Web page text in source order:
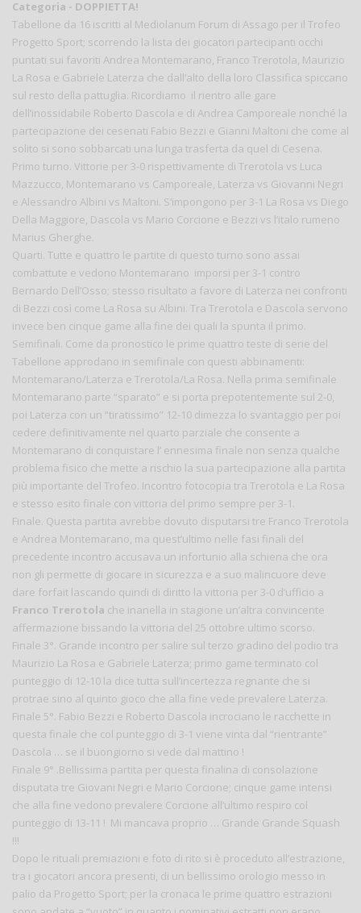
Categoria - DOPPIETTA!
Tabellone da 16 iscritti al Mediolanum Forum di Assago per il Trofeo
Progetto Sport; scorrendo la lista dei giocatori partecipanti occhi
puntati sui favoriti Andrea Montemarano, Franco Trerotola, Maurizio
La Rosa e Gabriele Laterza che dall’alto della loro Classifica spiccano
sul resto della pattuglia. Ricordiamo il rientro alle gare
dell’inossidabile Roberto Dascola e di Andrea Camporeale nonché la
partecipazione dei cesenati Fabio Bezzi e Gianni Maltoni che come al
solito si sono sobbarcati una lunga trasferta da quel di Cesena.
Primo turno. Vittorie per 3-0 rispettivamente di Trerotola vs Luca
Mazzucco, Montemarano vs Camporeale, Laterza vs Giovanni Negri
e Alessandro Albini vs Maltoni. S’impongono per 3-1 La Rosa vs Diego
Della Maggiore, Dascola vs Mario Corcione e Bezzi vs l’italo rumeno
Marius Gherghe.
Quarti. Tutte e quattro le partite di questo turno sono assai
combattute e vedono Montemarano imporsi per 3-1 contro
Bernardo Dell’Osso; stesso risultato a favore di Laterza nei confronti
di Bezzi così come La Rosa su Albini. Tra Trerotola e Dascola servono
invece ben cinque game alla fine dei quali la spunta il primo.
Semifinali. Come da pronostico le prime quattro teste di serie del
Tabellone approdano in semifinale con questi abbinamenti:
Montemarano/Laterza e Trerotola/La Rosa. Nella prima semifinale
Montemarano parte “sparato” e si porta prepotentemente sul 2-0,
poi Laterza con un “tiratissimo” 12-10 dimezza lo svantaggio per poi
cedere definitivamente nel quarto parziale che consente a
Montemarano di conquistare l’ ennesima finale non senza qualche
problema fisico che mette a rischio la sua partecipazione alla partita
più importante del Trofeo. Incontro fotocopia tra Trerotola e La Rosa
e stesso esito finale con vittoria del primo sempre per 3-1.
Finale. Questa partita avrebbe dovuto disputarsi tre Franco Trerotola
e Andrea Montemarano, ma quest’ultimo nelle fasi finali del
precedente incontro accusava un infortunio alla schiena che ora
non gli permette di giocare in sicurezza e a suo malincuore deve
dare forfait lascando quindi di diritto la vittoria per 3-0 d’ufficio a
Franco Trerotola che inanella in stagione un’altra convincente
affermazione bissando la vittoria del 25 ottobre ultimo scorso.
Finale 3°. Grande incontro per salire sul terzo gradino del podio tra
Maurizio La Rosa e Gabriele Laterza; primo game terminato col
punteggio di 12-10 la dice tutta sull’incertezza regnante che si
protrae sino al quinto gioco che alla fine vede prevalere Laterza.
Finale 5°. Fabio Bezzi e Roberto Dascola incrociano le racchette in
questa finale che col punteggio di 3-1 viene vinta dal “rientrante”
Dascola … se il buongiorno si vede dal mattino !
Finale 9° .Bellissima partita per questa finalina di consolazione
disputata tre Giovani Negri e Mario Corcione; cinque game intensi
che alla fine vedono prevalere Corcione all’ultimo respiro col
punteggio di 13-11 ! Mi mancava proprio … Grande Grande Squash
!!!
Dopo le rituali premiazioni e foto di rito si è proceduto all’estrazione,
tra i giocatori ancora presenti, di un bellissimo orologio messo in
palio da Progetto Sport; per la cronaca le prime quattro estrazioni